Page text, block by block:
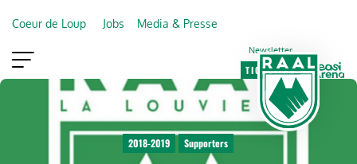
Coeur de Loup Jobs Media & Presse
Newsletter
TICKETING
VIP
FAN SHOP
2018-2019 Supporters